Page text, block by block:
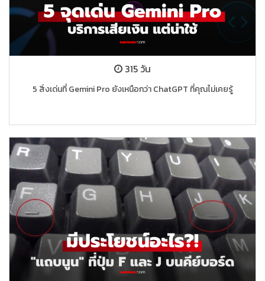
315 วัน
5 สิ่งเด่นที่ Gemini Pro ยังเหนือกว่า ChatGPT ที่คุณไม่เคยรู้